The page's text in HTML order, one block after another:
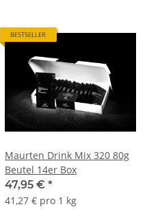
BESTSELLER
Maurten Drink Mix 320 80g
Beutel 14er Box
47,95 € *
41,27 € pro 1 kg